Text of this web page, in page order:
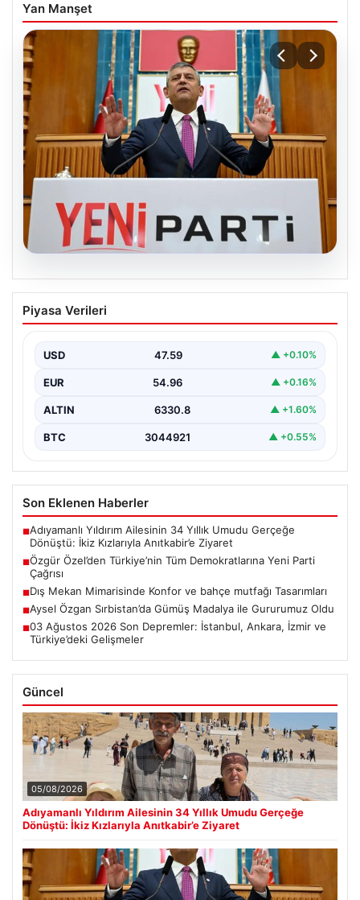
Yan Manşet
Özgür Özel’den Türkiye’nin Tüm
Demokratlarına Yeni Parti Çağrısı
Meclis'teki ilk grup toplantısında önemli mesajlar verdi.
Piyasa Verileri
USD 47.59 ▲ +0.10%
EUR 54.96 ▲ +0.16%
ALTIN 6330.8 ▲ +1.60%
BTC 3044921 ▲ +0.55%
Son Eklenen Haberler
■Adıyamanlı Yıldırım Ailesinin 34 Yıllık Umudu Gerçeğe
Dönüştü: İkiz Kızlarıyla Anıtkabir’e Ziyaret
■Özgür Özel’den Türkiye’nin Tüm Demokratlarına Yeni Parti
Çağrısı
■Dış Mekan Mimarisinde Konfor ve bahçe mutfağı Tasarımları
■Aysel Özgan Sırbistan’da Gümüş Madalya ile Gururumuz Oldu
■03 Ağustos 2026 Son Depremler: İstanbul, Ankara, İzmir ve
Türkiye’deki Gelişmeler
Güncel
05/08/2026
Adıyamanlı Yıldırım Ailesinin 34 Yıllık Umudu Gerçeğe
Dönüştü: İkiz Kızlarıyla Anıtkabir’e Ziyaret